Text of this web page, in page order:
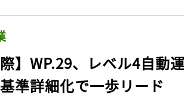
際】WP.29、レベル4自動
準詳細化で一歩リード